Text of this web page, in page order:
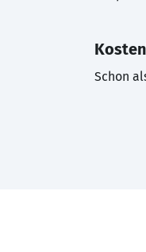
Schon